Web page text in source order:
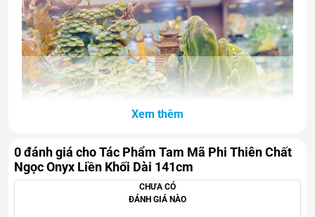
Tác Phẩm Tam Mã Phi Thiên Chất Ngọc Onyx Liền Khối Dài
Xem thêm
0 đánh giá cho Tác Phẩm Tam Mã Phi Thiên Chất
Ngọc Onyx Liền Khối Dài 141cm
CHƯA CÓ
ĐÁNH GIÁ NÀO